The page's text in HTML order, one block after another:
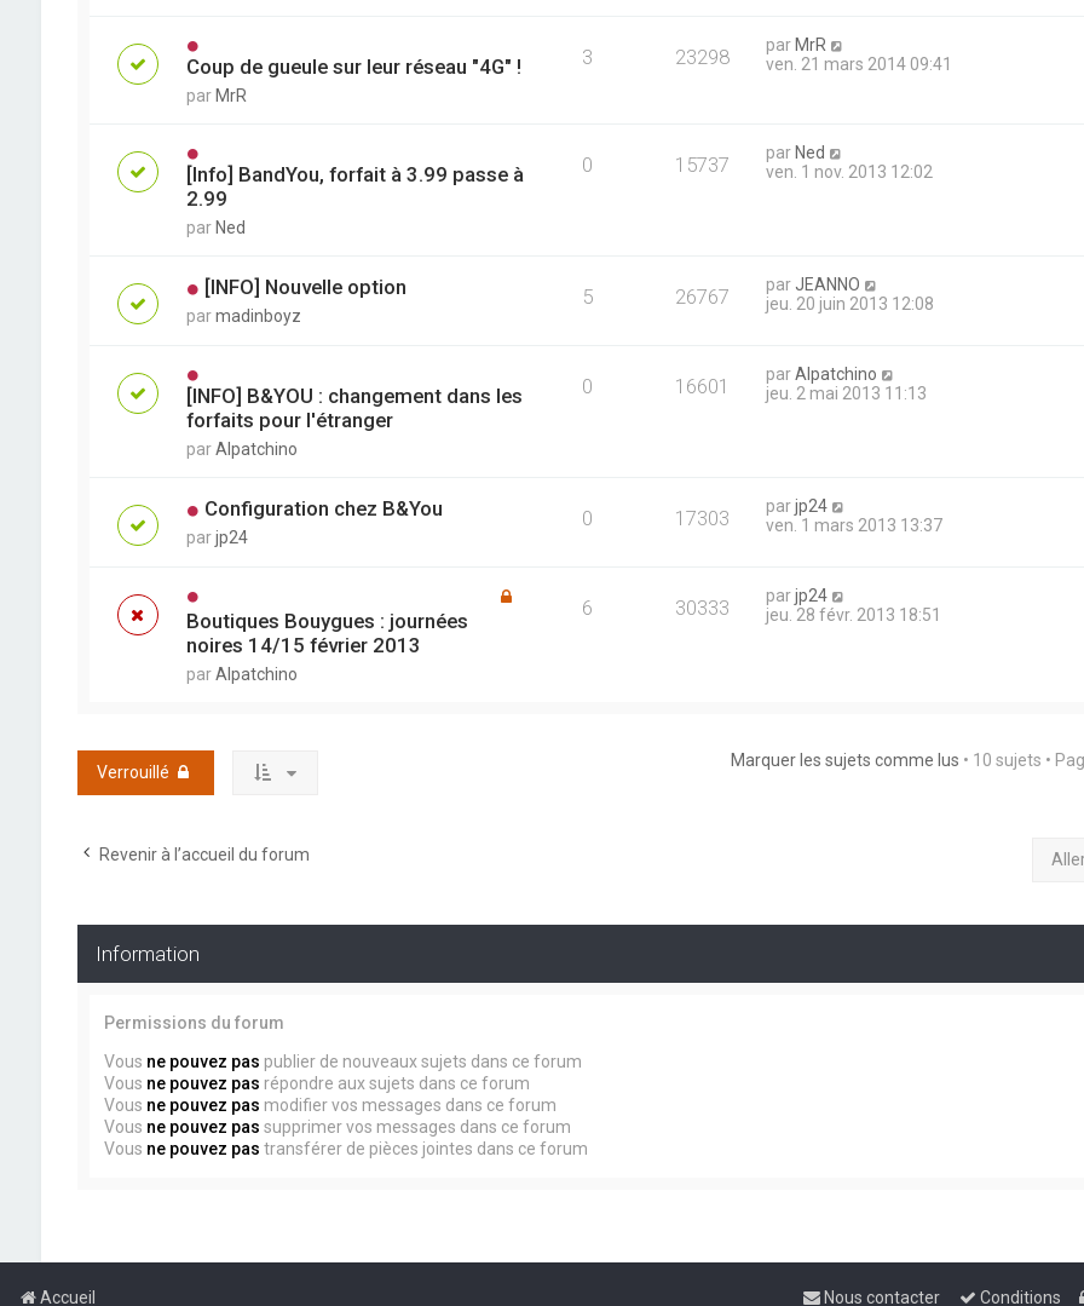
Coup de gueule sur leur réseau "4G" !
par MrR
3 23298 par MrR
ven. 21 mars 2014 09:41
[Info] BandYou, forfait à 3.99 passe à
2.99
par Ned
0 15737 par Ned
ven. 1 nov. 2013 12:02
[INFO] Nouvelle option
parmadinboyz
5 26767 par JEANNO
jeu. 20 juin 2013 12:08
[INFO] B&YOU : changement dans les
forfaits pour l'étranger
parAlpatchino
0 16601 parAlpatchino
jeu. 2 mai 2013 11:13
Configuration chez B&You
parjp24
0 17303 parjp24
ven. 1 mars 2013 13:37
Boutiques Bouygues : journées
noires 14/15 février 2013
parAlpatchino
6 30333 parjp24
jeu. 28 févr. 2013 18:51
Verrouillé
Marquer les sujets comme lus • 10 sujets •
Revenir à l’accueil du forum
Information
Permissions du forum
Vous ne pouvez pas publier de nouveaux sujets dans ce forum
Vous ne pouvez pas répondre aux sujets dans ce forum
Vous ne pouvez pas modifier vos messages dans ce forum
Vous ne pouvez pas supprimer vos messages dans ce forum
Vous ne pouvez pas transférer de pièces jointes dans ce forum
Accueil Conditions
Nous contacter